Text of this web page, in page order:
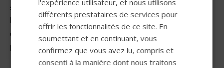
sur l’appui-bras PS. Pour les VS, VS Jr et Corpus Tilt,
l’emplacement de montage standard est le long des côtés
de l’assise; cependant, un support d’appui-bras
personnalisé est disponible.
DUTCH
GERMAN
DANISH
l'expérience utilisateur, et nous utilisons
différents prestataires de services pour
offrir les fonctionnalités de ce site. En
soumettant et en continuant, vous
confirmez que vous avez lu, compris et
consenti à la manière dont nous traitons